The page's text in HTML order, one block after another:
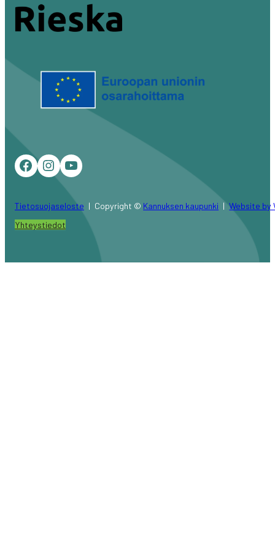
Facebook
Instagram
YouTube
Tietosuojaseloste Copyright © Kannuksen kaupunki
Website by
Yhteystiedot